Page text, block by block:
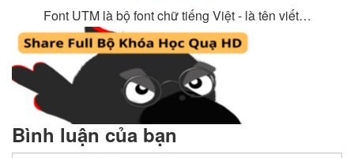
Font UTM là bộ font chữ tiếng Việt - là tên viết…
Bình luận của bạn